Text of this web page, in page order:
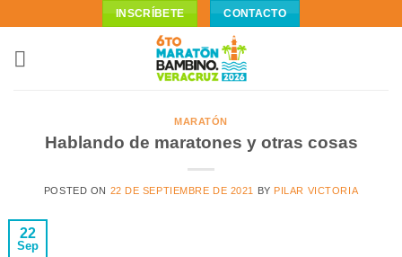
content
INSCRÍBETE CONTACTO
MARATÓN
Hablando de maratones y otras cosas
POSTED ON 22 DE SEPTIEMBRE DE 2021 BY PILAR VICTORIA
22
Sep